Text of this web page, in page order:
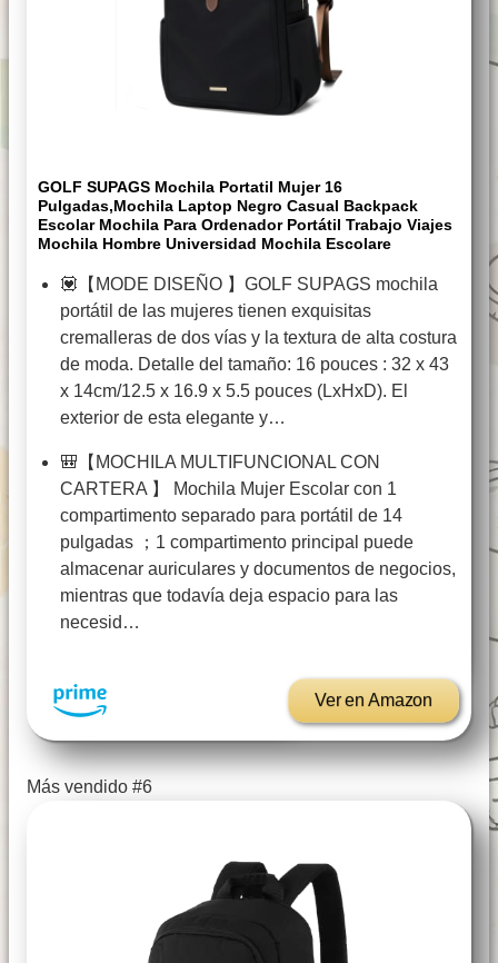
GOLF SUPAGS Mochila Portatil Mujer 16
Pulgadas,Mochila Laptop Negro Casual Backpack
Escolar Mochila Para Ordenador Portátil Trabajo Viajes
Mochila Hombre Universidad Mochila Escolare
💟【MODE DISEÑO 】GOLF SUPAGS mochila
portátil de las mujeres tienen exquisitas
cremalleras de dos vías y la textura de alta costura
de moda. Detalle del tamaño: 16 pouces : 32 x 43
x 14cm/12.5 x 16.9 x 5.5 pouces (LxHxD). El
exterior de esta elegante y…
🎒【MOCHILA MULTIFUNCIONAL CON
CARTERA 】 Mochila Mujer Escolar con 1
compartimento separado para portátil de 14
pulgadas ；1 compartimento principal puede
almacenar auriculares y documentos de negocios,
mientras que todavía deja espacio para las
necesid…
Ver en Amazon
Más vendido #6